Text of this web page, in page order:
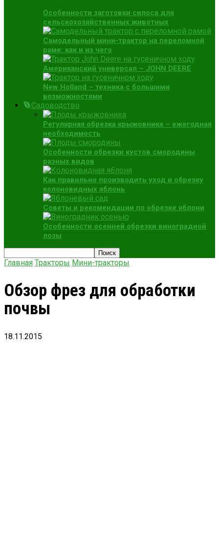
Особенности заготовки силоса для
сельскохозяйственных животных
Самодельный мини-трактор на переломной
раме: как и из чего
Американский универсал – JOHN DEERE
New Holland – техника с большими
возможностями
Садоводство
Регулярная обрезка крыжовника – ежегодная
необходимость
Особенности обрезки кустов смородины
разных видов
Как правильно производить уход и обрезку
колоновидных яблонь
Советы и рекомендации по обрезке яблони
Особенности осенней обрезки виноградной
лозы
Главная Тракторы Мини-тракторы
Обзор фрез для обработки
почвы
18.11.2015